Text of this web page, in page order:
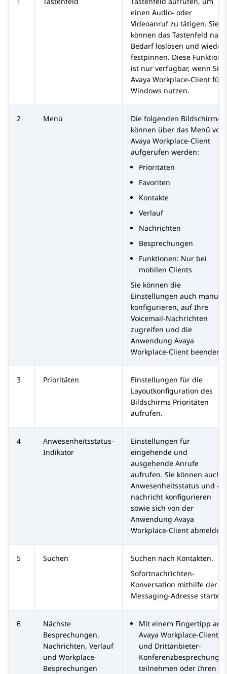
einen Audio- oder
Videoanruf zu tätigen. Sie
können das Tastenfeld nach
Bedarf loslösen und wieder
festpinnen. Diese Funktion
ist nur verfügbar, wenn Sie
Avaya Workplace-Client für
Windows nutzen.
2 Menü
Die folgenden Bildschirme
können über das Menü von
Avaya Workplace-Client
aufgerufen werden:
Prioritäten
Favoriten
Kontakte
Verlauf
Nachrichten
Besprechungen
Funktionen: Nur bei
mobilen Clients
Sie können die
Einstellungen auch manuell
konfigurieren, auf Ihre
Voicemail-Nachrichten
zugreifen und die
Anwendung Avaya
Workplace-Client beenden.
3 Prioritäten
Einstellungen für die
Layoutkonfiguration des
Bildschirms Prioritäten
aufrufen.
4
Anwesenheitsstatus-
Indikator
Einstellungen für
eingehende und
ausgehende Anrufe
aufrufen. Sie können auch
Anwesenheitsstatus und -
nachricht konfigurieren
sowie sich von der
Anwendung Avaya
Workplace-Client abmelden.
5 Suchen
Suchen nach Kontakten.
Sofortnachrichten-
Konversation mithilfe der
Messaging-Adresse starten.
6
Nächste
Besprechungen,
Nachrichten, Verlauf
und Workplace-
Besprechungen
Mit einem Fingertipp an
Avaya Workplace-Client
und Drittanbieter-
teilnehmen oder Ihren